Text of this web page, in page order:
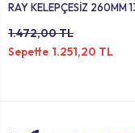
RAY KELEPÇESİZ 260MM
1.472,00 TL
Sepette 1.251,20 TL